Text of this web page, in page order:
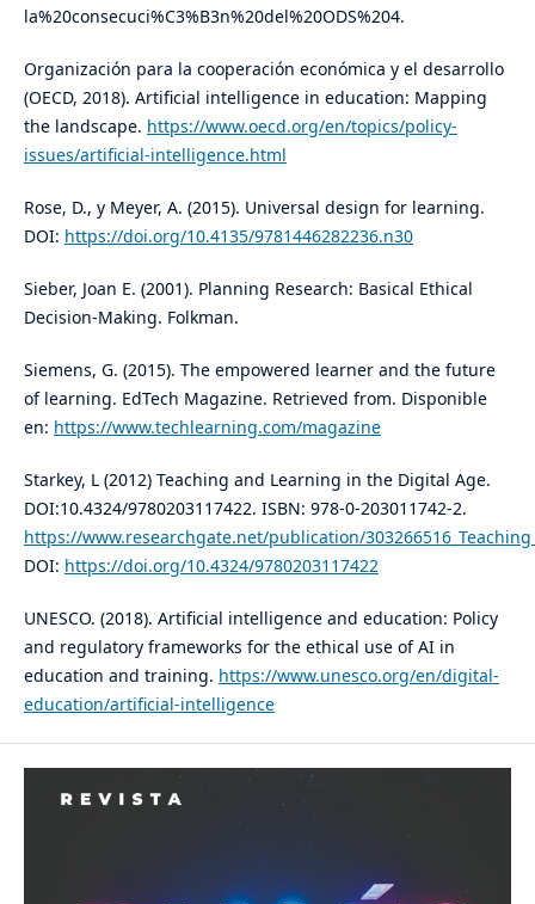
la%20consecuci%C3%B3n%20del%20ODS%204.
Organización para la cooperación económica y el desarrollo
(OECD, 2018). Artificial intelligence in education: Mapping
the landscape. https://www.oecd.org/en/topics/policy-
issues/artificial-intelligence.html
Rose, D., y Meyer, A. (2015). Universal design for learning.
DOI: https://doi.org/10.4135/9781446282236.n30
Sieber, Joan E. (2001). Planning Research: Basical Ethical
Decision-Making. Folkman.
Siemens, G. (2015). The empowered learner and the future
of learning. EdTech Magazine. Retrieved from. Disponible
en: https://www.techlearning.com/magazine
Starkey, L (2012) Teaching and Learning in the Digital Age.
DOI:10.4324/9780203117422. ISBN: 978-0-203011742-2.
https://www.researchgate.net/publication/
DOI: https://doi.org/10.4324/9780203117422
UNESCO. (2018). Artificial intelligence and education: Policy
and regulatory frameworks for the ethical use of AI in
education and training. https://www.unesco.org/en/digital-
education/artificial-intelligence